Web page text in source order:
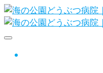
Skip
to
海の公園